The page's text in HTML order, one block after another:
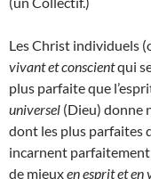
Les Christ individuels
vivant et conscientqui
plus parfaite que
universel (Dieu) donne
dont les plus parfaites
incarnent
de mieuxen esprit et en